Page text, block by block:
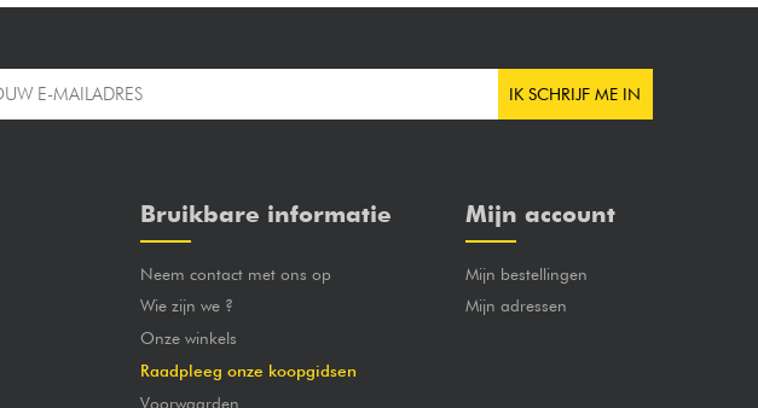
IK SCHRIJF ME IN
Bruikbare informatie
Neem contact met ons op
Wie zijn we ?
Onze winkels
Raadpleeg onze koopgidsen
Voorwaarden
Mijn account
Mijn bestellingen
Mijn adressen